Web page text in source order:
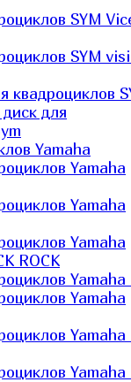
SYM
SYM
квадроциклов
для
Yamaha
Yamaha
Yamaha
Yamaha
ROCK
Yamaha
Yamaha